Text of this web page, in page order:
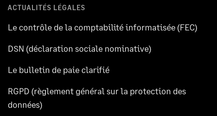
ACTUALITÉS LÉGALES
Le contrôle de la comptabilité informatisée (FEC)
DSN (déclaration sociale nominative)
Le bulletin de paie clarifié
RGPD (règlement général sur la protection des
données)